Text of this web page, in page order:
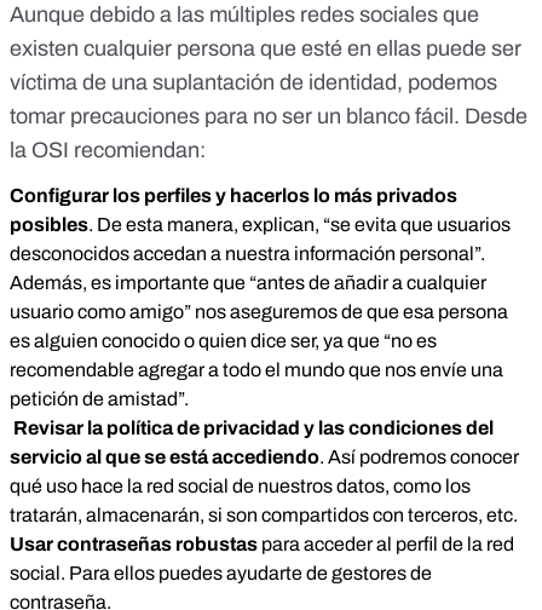
Aunque debido a las múltiples redes sociales que
existen cualquier persona que esté en ellas puede ser
víctima de una suplantación de identidad, podemos
tomar precauciones para no ser un blanco fácil. Desde
la OSI recomiendan:
Configurar los perfiles y hacerlos lo más privados
posibles. De esta manera, explican, “se evita que usuarios
desconocidos accedan a nuestra información personal”.
Además, es importante que “antes de añadir a cualquier
usuario como amigo” nos aseguremos de que esa persona
es alguien conocido o quien dice ser, ya que “no es
recomendable agregar a todo el mundo que nos envíe una
petición de amistad”.
Revisar la política de privacidad y las condiciones del
servicio al que se está accediendo. Así podremos conocer
qué uso hace la red social de nuestros datos, como los
tratarán, almacenarán, si son compartidos con terceros, etc.
Usar contraseñas robustas para acceder al perfil de la red
social. Para ellos puedes ayudarte de gestores de
contraseña.